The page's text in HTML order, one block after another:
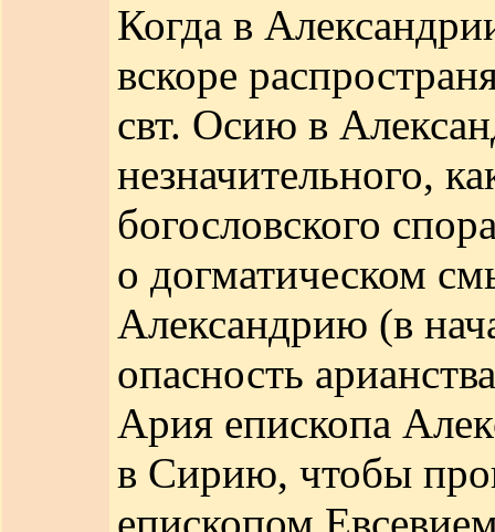
Когда в
вскоре
свт. Осию в
незначительного,
богословского
о догматическом
Александрию (в
опасность
Ария епископа
в Сирию, чтобы